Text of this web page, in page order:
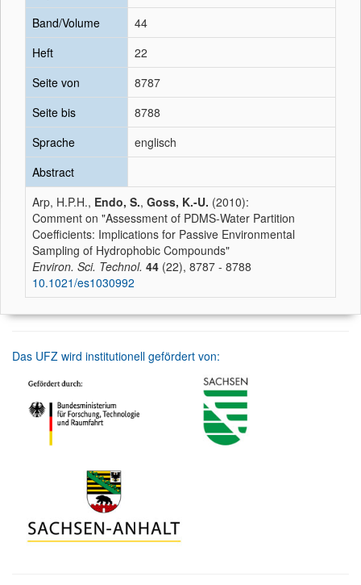
Band/Volume
44
Heft
22
Seite von
8787
Seite bis
8788
Sprache
englisch
Abstract
Arp, H.P.H., Endo, S., Goss, K.-U. (2010):
Comment on "Assessment of PDMS-Water Partition
Coefficients: Implications for Passive Environmental
Sampling of Hydrophobic Compounds"
Environ. Sci. Technol. 44 (22), 8787 - 8788
10.1021/es1030992
Das UFZ wird institutionell gefördert von: